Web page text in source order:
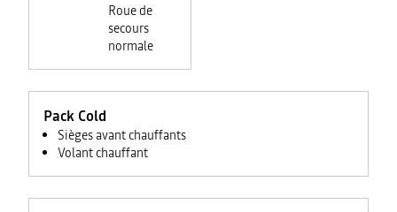
Roue de
secours
normale
Pack Cold
Sièges avant chauffants
Volant chauffant